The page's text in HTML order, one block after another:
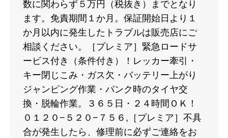
数に関わらず５万円（税抜き）までとなり
ます。免責期間１か月。保証開始日より１
か月以内に発生したトラブルは販売店にご
相談ください。［プレミア］緊急ロードサ
ービス付き（条件付き）！レッカー牽引・
キー閉じこみ・ガス欠・バッテリー上がり
ジャンピング作業・パンク時のタイヤ交
換・脱輪作業。３６５日・２４時間ＯＫ！
０１２０−５２０−７５６,［プレミア］不具
合が発生したら、修理前に必ずご連絡をお